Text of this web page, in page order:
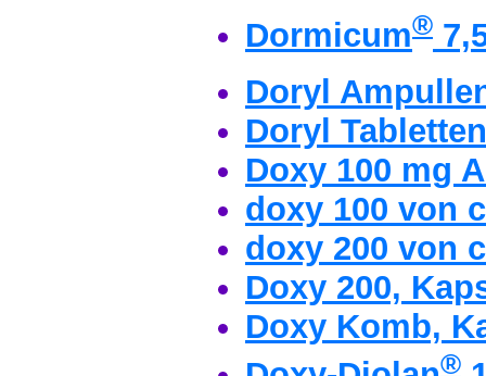
Dormicum®
Doryl
Doryl Tabletten
Doxy 100 mg
doxy 100 von
doxy 200 von
Doxy 200,
Doxy Komb,
®